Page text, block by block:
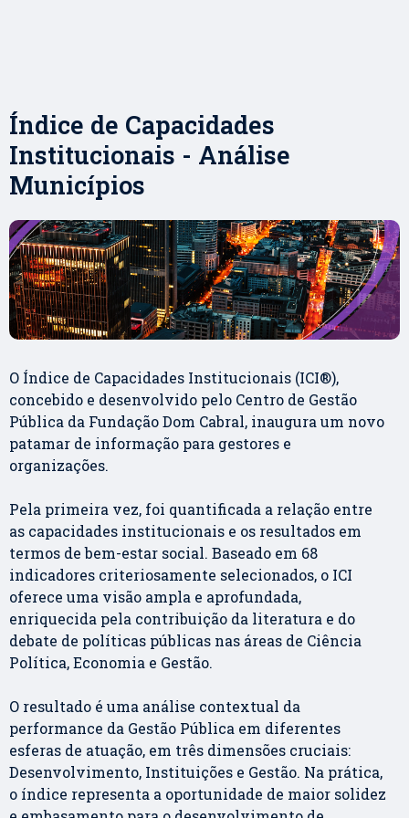
Índice de Capacidades
Institucionais - Análise
Municípios
O Índice de Capacidades Institucionais (ICI®),
concebido e desenvolvido pelo Centro de Gestão
Pública da Fundação Dom Cabral, inaugura um novo
patamar de informação para gestores e
organizações.
Pela primeira vez, foi quantificada a relação entre
as capacidades institucionais e os resultados em
termos de bem-estar social. Baseado em 68
indicadores criteriosamente selecionados, o ICI
oferece uma visão ampla e aprofundada,
enriquecida pela contribuição da literatura e do
debate de políticas públicas nas áreas de Ciência
Política, Economia e Gestão.
O resultado é uma análise contextual da
performance da Gestão Pública em diferentes
esferas de atuação, em três dimensões cruciais:
Desenvolvimento, Instituições e Gestão. Na prática,
o índice representa a oportunidade de maior solidez